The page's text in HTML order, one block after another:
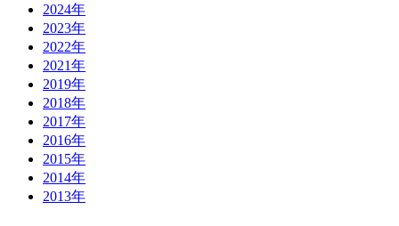
2024年
2023年
2022年
2021年
2019年
2018年
2017年
2016年
2015年
2014年
2013年